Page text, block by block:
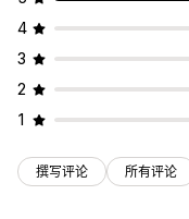
4
3
2
1
撰写评论 所有评论